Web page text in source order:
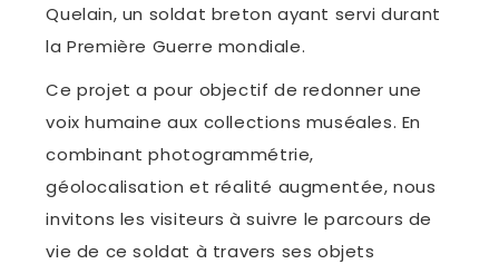
Quelain, un soldat breton ayant servi durant
la Première Guerre mondiale.
Ce projet a pour objectif de redonner une
voix humaine aux collections muséales. En
combinant photogrammétrie,
géolocalisation et réalité augmentée, nous
invitons les visiteurs à suivre le parcours de
vie de ce soldat à travers ses objets